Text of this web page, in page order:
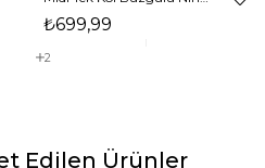
₺699,99
2
Edilen Ürünler